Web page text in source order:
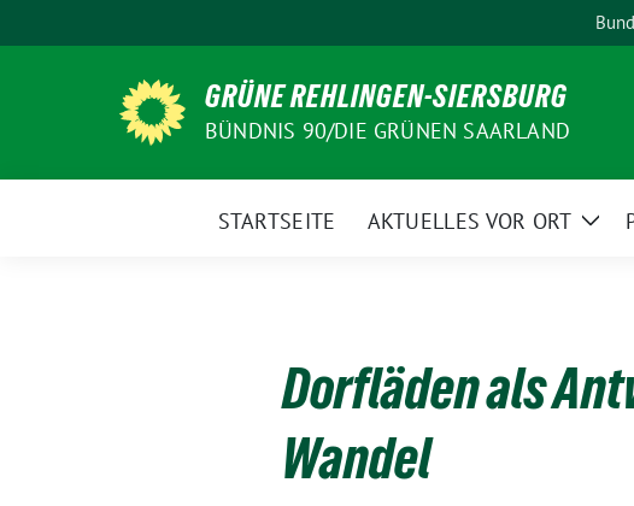
zum
GRÜNE REHLINGEN-SIERSBURG
BÜNDNIS 90/DIE GRÜNEN SAARLAND
STARTSEITE AKTUELLES VOR ORT
Dorfläden als
Wandel